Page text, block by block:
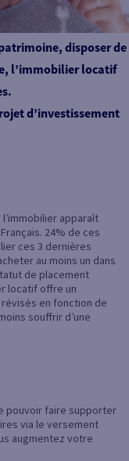
disposer de
l’immobilier locatif
d’investissement
l’immobilier apparaît
24% de ces
ces 3 dernières
au moins un dans
de placement
locatif offre un
en fonction de
souffrir d’une
pouvoir faire supporter
via le versement
augmentez votre